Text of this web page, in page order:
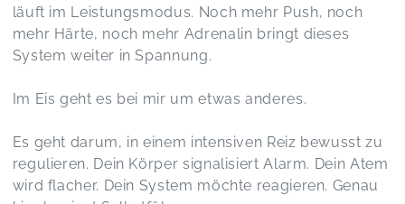
läuft im Leistungsmodus. Noch mehr Push, noch
mehr Härte, noch mehr Adrenalin bringt dieses
System weiter in Spannung.
Im Eis geht es bei mir um etwas anderes.
Es geht darum, in einem intensiven Reiz bewusst zu
regulieren. Dein Körper signalisiert Alarm. Dein Atem
wird flacher. Dein System möchte reagieren. Genau